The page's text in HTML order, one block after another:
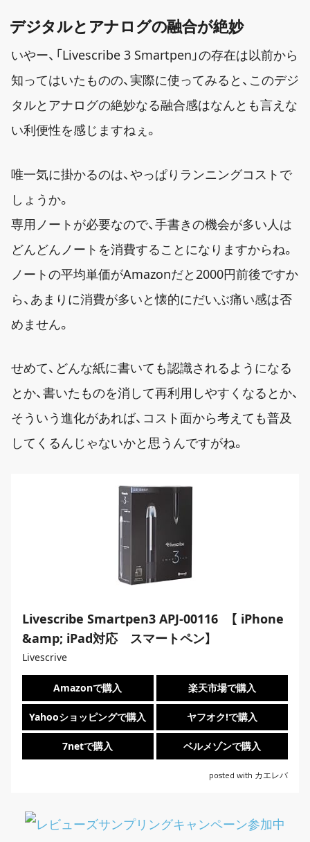
デジタルとアナログの融合が絶妙
いやー、「Livescribe 3 Smartpen」の存在は以前から
知ってはいたものの、実際に使ってみると、このデジ
タルとアナログの絶妙なる融合感はなんとも言えな
い利便性を感じますねぇ。
唯一気に掛かるのは、やっぱりランニングコストで
しょうか。
専用ノートが必要なので、手書きの機会が多い人は
どんどんノートを消費することになりますからね。
ノートの平均単価がAmazonだと2000円前後ですか
ら、あまりに消費が多いと懐的にだいぶ痛い感は否
めません。
せめて、どんな紙に書いても認識されるようになる
とか、書いたものを消して再利用しやすくなるとか、
そういう進化があれば、コスト面から考えても普及
してくるんじゃないかと思うんですがね。
Livescribe Smartpen3 APJ-00116 【 iPhone
&amp; iPad対応 スマートペン】
posted with カエレバ
Livescrive
Amazonで購入 楽天市場で購入
Yahooショッピングで購入 ヤフオク!で購入
7netで購入 ベルメゾンで購入